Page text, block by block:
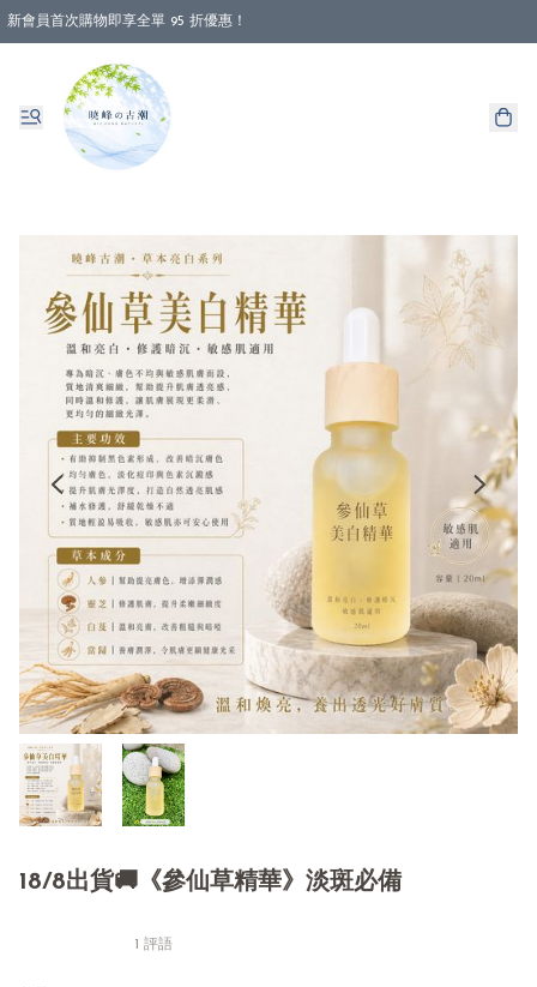
新會員首次購物即享全單 95 折優惠！
消費即享全單 88 折優惠！
18/8出貨🚚《參仙草精華》淡斑必備
1 評語